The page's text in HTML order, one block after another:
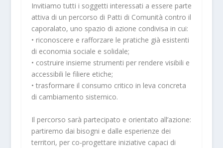
Invitiamo tutti i soggetti interessati a essere parte
attiva di un percorso di Patti di Comunità contro il
caporalato, uno spazio di azione condivisa in cui:
• riconoscere e rafforzare le pratiche già esistenti
di economia sociale e solidale;
• costruire insieme strumenti per rendere visibili e
accessibili le filiere etiche;
• trasformare il consumo critico in leva concreta
di cambiamento sistemico.
Il percorso sarà partecipato e orientato all’azione:
partiremo dai bisogni e dalle esperienze dei
territori, per co-progettare iniziative capaci di